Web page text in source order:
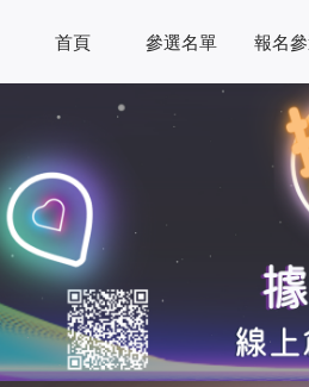
首頁 參選名單 報名